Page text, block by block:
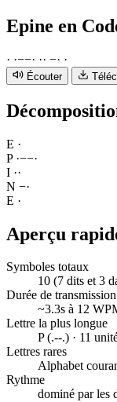
Epine en
· ·−−· ·· −· ·
Écouter
E ·
P ·−−·
I ··
N −·
E ·
Aperçu
Symboles totaux
10 (7 dits et 3
Durée de transmission
~3.3s à 12
Lettre la plus longue
P (.--.) · 11
Lettres rares
Alphabet
Rythme
dominé par les